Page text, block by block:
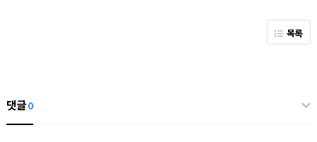
목록
댓글0